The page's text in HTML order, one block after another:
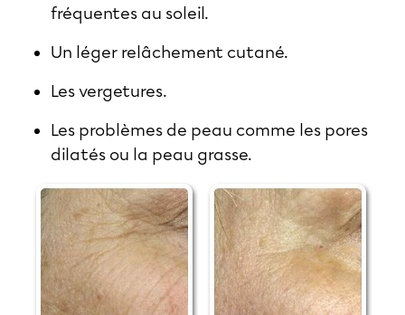
fréquentes au soleil.
Un léger relâchement cutané.
Les vergetures.
Les problèmes de peau comme les pores
dilatés ou la peau grasse.